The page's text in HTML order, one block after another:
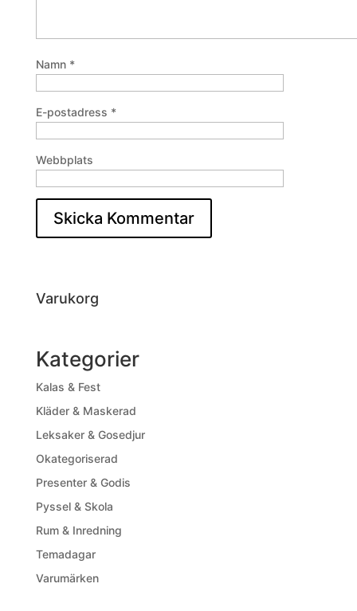
Namn *
E-postadress *
Webbplats
Varukorg
Kategorier
Kalas & Fest
Kläder & Maskerad
Leksaker & Gosedjur
Okategoriserad
Presenter & Godis
Pyssel & Skola
Rum & Inredning
Temadagar
Varumärken